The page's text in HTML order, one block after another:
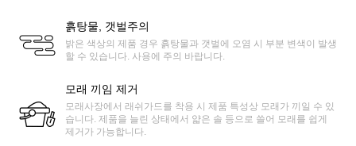
흙탕물, 갯벌주의
밝은 색상의 제품 경우 흙탕물과 갯벌에 오염 시 부분 변색이 발생
할 수 있습니다. 사용에 주의 바랍니다.
모래 끼임 제거
모래사장에서 래쉬가드를 착용 시 제품 특성상 모래가 끼일 수 있
습니다. 제품을 늘린 상태에서 얇은 솔 등으로 쓸어 모래를 쉽게
제거가 가능합니다.